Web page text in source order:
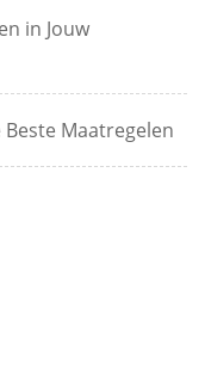
in Jouw
Maatregelen